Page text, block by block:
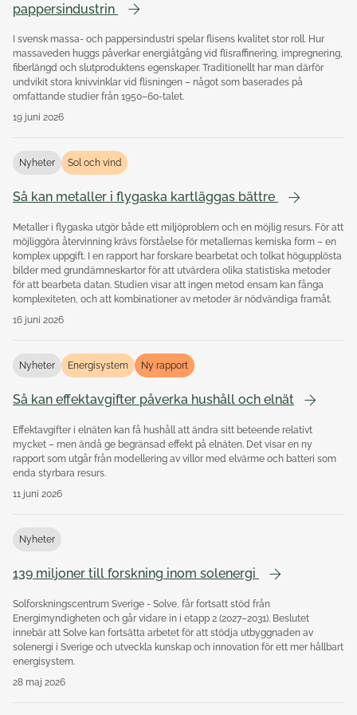
pappersindustrin
I svensk massa- och pappersindustri spelar flisens kvalitet stor roll. Hur
massaveden huggs påverkar energiåtgång vid flisraffinering, impregnering,
fiberlängd och slutproduktens egenskaper. Traditionellt har man därför
undvikit stora knivvinklar vid flisningen – något som baserades på
omfattande studier från 1950–60-talet.
19 juni 2026
Nyheter Sol och vind
Så kan metaller i flygaska kartläggas bättre
Metaller i flygaska utgör både ett miljöproblem och en möjlig resurs. För att
möjliggöra återvinning krävs förståelse för metallernas kemiska form – en
komplex uppgift. I en rapport har forskare bearbetat och tolkat högupplösta
bilder med grundämneskartor för att utvärdera olika statistiska metoder
för att bearbeta datan. Studien visar att ingen metod ensam kan fånga
komplexiteten, och att kombinationer av metoder är nödvändiga framåt.
16 juni 2026
Nyheter Energisystem Ny rapport
Så kan effektavgifter påverka hushåll och elnät
Effektavgifter i elnäten kan få hushåll att ändra sitt beteende relativt
mycket – men ändå ge begränsad effekt på elnäten. Det visar en ny
rapport som utgår från modellering av villor med elvärme och batteri som
enda styrbara resurs.
11 juni 2026
Nyheter
139 miljoner till forskning inom solenergi
Solforskningscentrum Sverige - Solve, får fortsatt stöd från
Energimyndigheten och går vidare in i etapp 2 (2027–2031). Beslutet
innebär att Solve kan fortsätta arbetet för att stödja utbyggnaden av
solenergi i Sverige och utveckla kunskap och innovation för ett mer hållbart
energisystem.
28 maj 2026